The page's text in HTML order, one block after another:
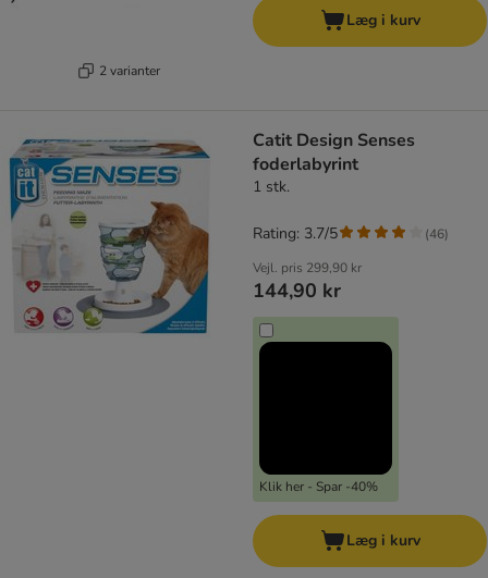
2 varianter
Læg i kurv
Catit Design Senses
foderlabyrint
1 stk.
Vejl. pris 299,90 kr
144,90 kr
Klik her - Spar -40%
Rating: 3.7/5 (46)
Læg i kurv